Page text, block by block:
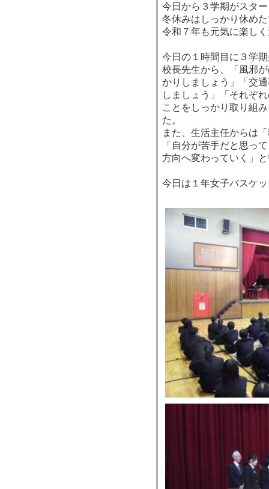
今日から３学期がスタ
冬休みはしっかり休め
令和７年も元気に楽し
今日の１時間目に３学
校長先生から、「風邪
かりしましょう」「交
しましょう」「それぞ
ことをしっかり取り組
た。
また、生活主任からは
「自分が苦手だと思っ
方向へ変わっていく」
今日は１年女子バスケ